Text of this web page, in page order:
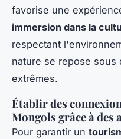
favorise une
immersion dans la
respectant
nature se repose sous
extrêmes.
Établir des
Mongols grâce à des
Pour garantir un